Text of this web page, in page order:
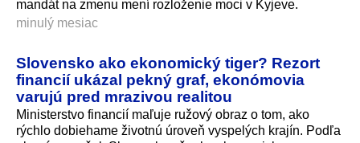
mandát na zmenu mení rozloženie moci v Kyjeve.
minulý mesiac
Slovensko ako ekonomický tiger? Rezort
financií ukázal pekný graf, ekonómovia
varujú pred mrazivou realitou
Ministerstvo financií maľuje ružový obraz o tom, ako
rýchlo dobiehame životnú úroveň vyspelých krajín. Podľa